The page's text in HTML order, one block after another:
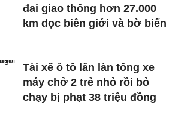
đai giao thông hơn 27.000
km dọc biên giới và bờ biển
Tài xế ô tô lấn làn tông xe
máy chở 2 trẻ nhỏ rồi bỏ
chạy bị phạt 38 triệu đồng